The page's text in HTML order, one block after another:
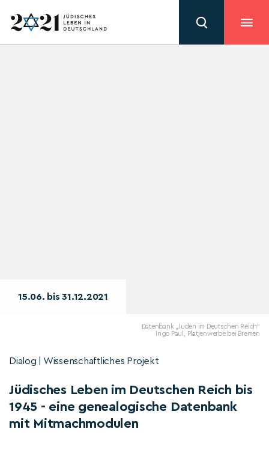
15.06. bis 31.12.2021
Datenbank „Juden im Deutschen Reich“
Ingo Paul, Platjenwerbe bei Bremen
Dialog | Wissenschaftliches Projekt
Jüdisches Leben im Deutschen Reich bis
1945 - eine genealogische Datenbank
mit Mitmachmodulen